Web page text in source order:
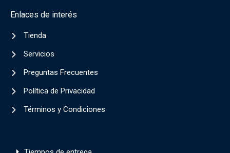
Enlaces de interés
Tienda
Servicios
Preguntas Frecuentes
Política de Privacidad
Términos y Condiciones